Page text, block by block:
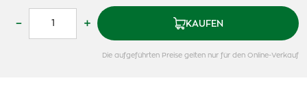
– + KAUFEN
Die aufgeführten Preise gelten nur für den Online-Verkauf